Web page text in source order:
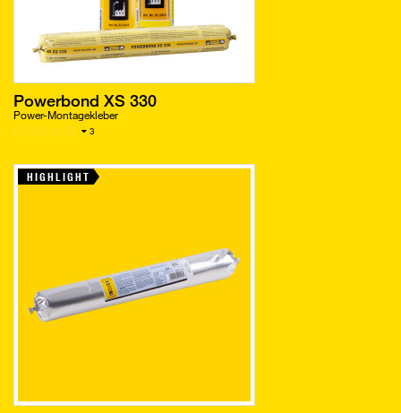
Powerbond XS 330
Power-Montagekleber
3
HIGHLIGHT